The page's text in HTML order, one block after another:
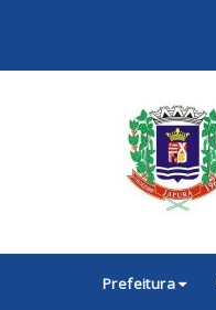
Prefeitura